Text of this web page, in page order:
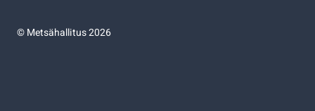
©Metsähallitus 2026